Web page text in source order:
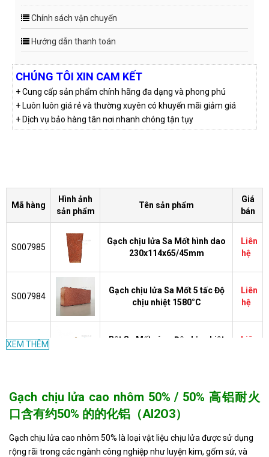
Chính sách vận chuyển
Hướng dẫn thanh toán
CHÚNG TÔI XIN CAM KẾT
+ Cung cấp sản phẩm chính hãng đa dạng và phong phú
+ Luôn luôn giá rẻ và thường xuyên có khuyến mãi giảm giá
+ Dịch vụ bảo hàng tân nơi nhanh chóng tận tụy
Mã hàng
Hình ảnh
sản phẩm
Tên sản phẩm
Giá
bán
S007985
Gạch chịu lửa Sa Mốt hình dao
230x114x65/45mm
Liên
hệ
S007984
Gạch chịu lửa Sa Mốt 5 tấc Độ
chịu nhiệt 1580°C
Liên
hệ
S007983
Bột Sa Mốt vàng Độ chịu nhiệt
Liên
S007982
Bột Sa Mốt trắng Độ chịu nhiệt
1580°C
Liên
hệ
S007981
Gạch chịu lửa cao nhôm treo
50% KT 300x200x260mm
Liên
hệ
XEM THÊM
Gạch chịu lửa cao nhôm 50% / 50% 高铝耐火
口含有约50% 的的化铝（Al2O3）
Gạch chịu lửa cao nhôm 50% là loại vật liệu chịu lửa được sử dụng
rộng rãi trong các ngành công nghiệp như luyện kim, gốm sứ, và